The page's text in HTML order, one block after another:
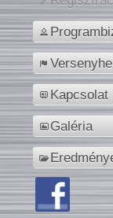
Kapcsolat
Galéria